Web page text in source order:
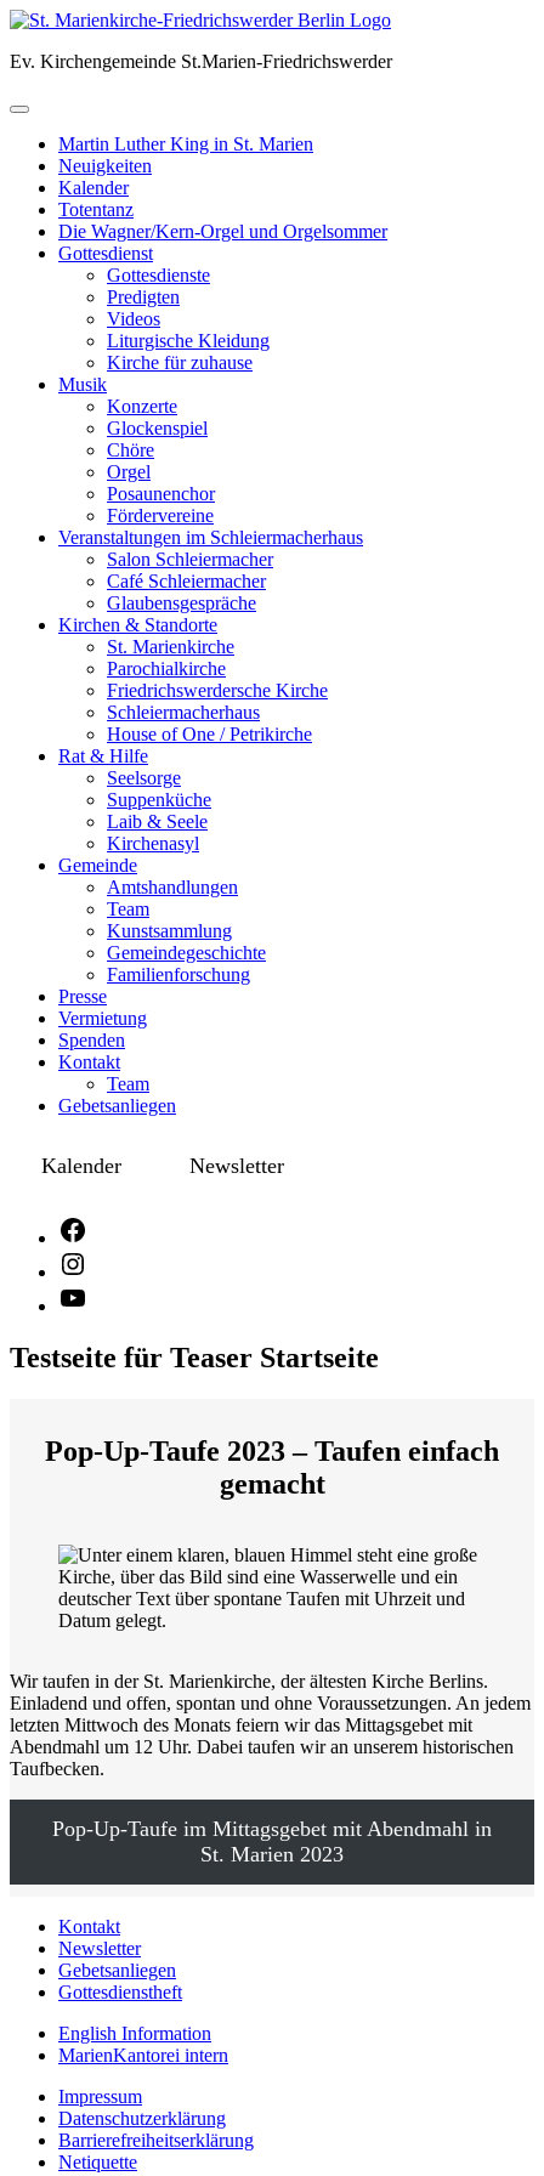
Skip
content
Ev. Kirchengemeinde St.Marien-Friedrichswerder
Martin Luther King in St. Marien
Neuigkeiten
Kalender
Totentanz
Die Wagner/Kern-Orgel und Orgelsommer
Gottesdienst
Gottesdienste
Predigten
Videos
Liturgische Kleidung
Kirche für zuhause
Musik
Konzerte
Glockenspiel
Chöre
Orgel
Posaunenchor
Fördervereine
Veranstaltungen im Schleiermacherhaus
Salon Schleiermacher
Café Schleiermacher
Glaubensgespräche
Kirchen & Standorte
St. Marienkirche
Parochialkirche
Friedrichswerdersche Kirche
Schleiermacherhaus
House of One / Petrikirche
Rat & Hilfe
Seelsorge
Suppenküche
Laib & Seele
Kirchenasyl
Gemeinde
Amtshandlungen
Team
Kunstsammlung
Gemeindegeschichte
Familienforschung
Presse
Vermietung
Spenden
Kontakt
Team
Gebetsanliegen
Kalender Newsletter
Testseite für Teaser Startseite
Pop-Up-Taufe 2023 – Taufen einfach
gemacht
Wir taufen in der St. Marienkirche, der ältesten Kirche Berlins.
Einladend und offen, spontan und ohne Voraussetzungen. An jedem
letzten Mittwoch des Monats feiern wir das Mittagsgebet mit
Abendmahl um 12 Uhr. Dabei taufen wir an unserem historischen
Taufbecken.
Pop-Up-Taufe im Mittagsgebet mit Abendmahl in
St. Marien 2023
Kontakt
Newsletter
Gebetsanliegen
Gottesdienstheft
English Information
MarienKantorei intern
Impressum
Datenschutzerklärung
Barrierefreiheitserklärung
Netiquette